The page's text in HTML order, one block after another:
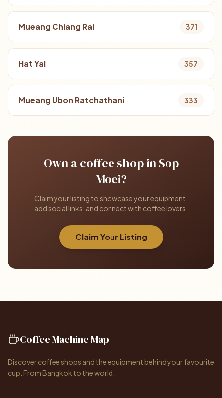
Mueang Chiang Rai 371
Hat Yai 357
Mueang Ubon Ratchathani 333
Own a coffee shop in Sop
Moei?
Claim your listing to showcase your equipment,
add social links, and connect with coffee lovers.
Claim Your Listing
Coffee Machine Map
Discover coffee shops and the equipment behind your favourite
cup. From Bangkok to the world.